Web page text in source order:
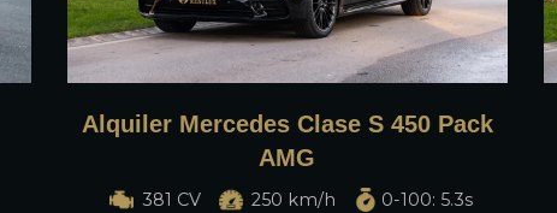
Alquiler Mercedes Clase S 450 Pack
AMG
381 CV 250 km/h 0-100: 5.3s